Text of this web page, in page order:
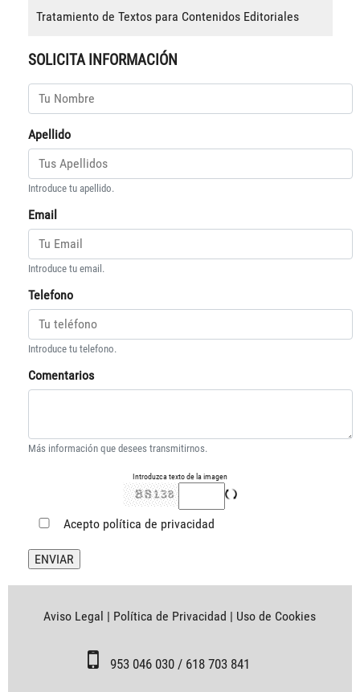
Tratamiento de Textos para Contenidos Editoriales
SOLICITA INFORMACIÓN
Apellido
Introduce tu apellido.
Email
Introduce tu email.
Telefono
Introduce tu telefono.
Comentarios
Más información que desees transmitirnos.
Introduzca texto de la imagen
Acepto política de privacidad
Aviso Legal | Política de Privacidad | Uso de Cookies
953 046 030 / 618 703 841